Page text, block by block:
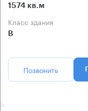
1574 кв.м
Класс здания
B
Позвонить